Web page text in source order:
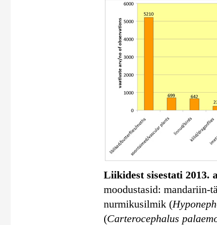
Liikidest sisestati 2013.
moodustasid: mandariin-
nurmikusilmik (
(Carterocephalus